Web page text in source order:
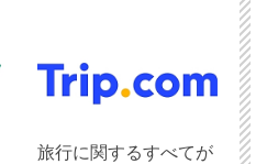
旅行に関するすべてが